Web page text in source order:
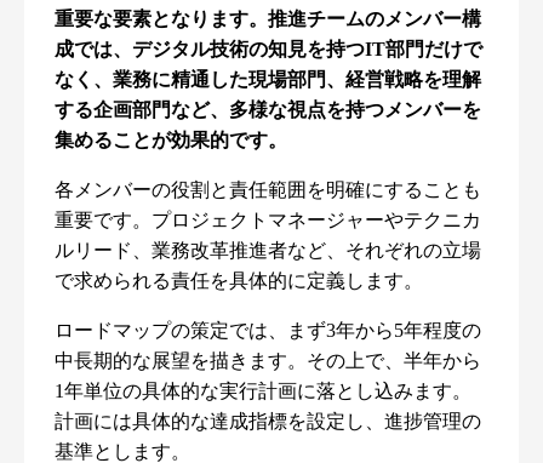
重要な要素となります。推進チームのメンバー構
成では、デジタル技術の知見を持つIT部門だけで
なく、業務に精通した現場部門、経営戦略を理解
する企画部門など、多様な視点を持つメンバーを
集めることが効果的です。
各メンバーの役割と責任範囲を明確にすることも
重要です。プロジェクトマネージャーやテクニカ
ルリード、業務改革推進者など、それぞれの立場
で求められる責任を具体的に定義します。
ロードマップの策定では、まず3年から5年程度の
中長期的な展望を描きます。その上で、半年から
1年単位の具体的な実行計画に落とし込みます。
計画には具体的な達成指標を設定し、進捗管理の
基準とします。